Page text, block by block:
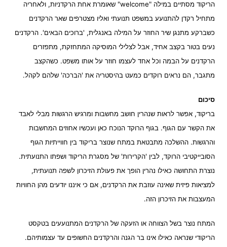
הריקוד מסתיים במילה "welcome" שאומרת אחת הרקדניות, ולאחריה
מתחיל רקדן להתנועע במשפט תנועתי ואליו מצטרפים שאר הרקדנים
כשברקע מתנגן שיר החוזר על המילה באנגלית, 'ברוכים הבאים'. הרקדנים
נעים בטור בקצב אחיד, אבל לצלילי המוסיקה המתחזקת, מתפזרים
הרקדנים על הבמה וכל אחד לעצמו חוזר על אותו משפט. כשהקצב
מתגבר, הם נראים רוקדים כמעט בהיסטריה את 'הברכה' שלהם לקהל.
סיכום
בריקוד, אפשר לראות שנהרין חושב מחשבות ומרגיש הרגשות מבלי לאבד
את הקשר עם הגוף. בגוף הרוקד הנוכח כאן ועכשיו אחוזים המחשבות
והרגשות. ההשלכה מתבטאת במתח שנוצר בריקוד בין חווייתיות הגוף
הסובייקטיבי הרוקד, לבין 'הקרירות' של מסגרת הריקוד ושפתו התנועתית.
נוצרת התחושה כאילו נהרין הופך את פעולת הזיכרון לשפה תנועתית,
למציאות פיזית שאינה עוזבת את הרקדנים, אם כי איננו יודעים מהן החוויות
המעצבות את הזיכרון הזה.
המתח נוצר בשל הצווחה או הזעקה של הרקדנים המתנועעים בטקסט
הריקודי שנראה כאילו אינו בר הגנה והרקדנים החשופים עד עצמותיהם.